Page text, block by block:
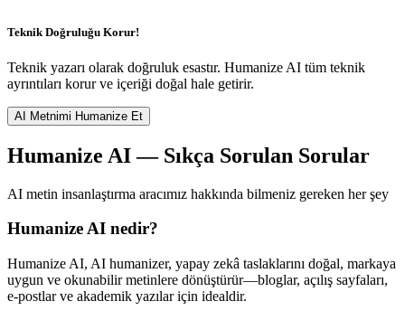
Teknik Doğruluğu Korur!
Teknik yazarı olarak doğruluk esastır. Humanize AI tüm teknik
ayrıntıları korur ve içeriği doğal hale getirir.
AI Metnimi Humanize Et
Humanize AI — Sıkça Sorulan Sorular
AI metin insanlaştırma aracımız hakkında bilmeniz gereken her şey
Humanize AI nedir?
Humanize AI, AI humanizer, yapay zekâ taslaklarını doğal, markaya
uygun ve okunabilir metinlere dönüştürür—bloglar, açılış sayfaları,
e-postlar ve akademik yazılar için idealdir.